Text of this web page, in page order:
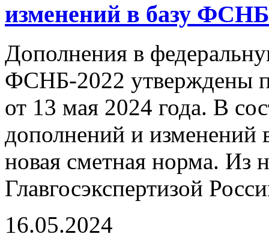
изменений в базу
Дополнения в
ФСНБ-2022 утверждены
от 13 мая 2024 года. В
дополнений и
новая сметная норма. Из
Главгосэкспертизой
16.05.2024